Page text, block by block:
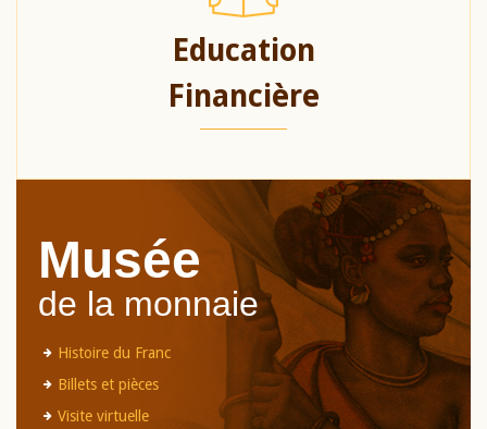
Education
Financière
Musée
de la monnaie
Histoire du Franc
Billets et pièces
Visite virtuelle